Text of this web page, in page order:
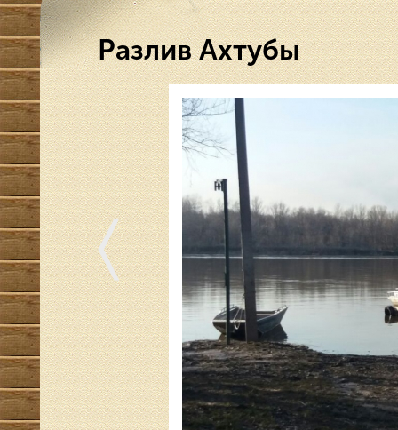
Разлив Ахтубы